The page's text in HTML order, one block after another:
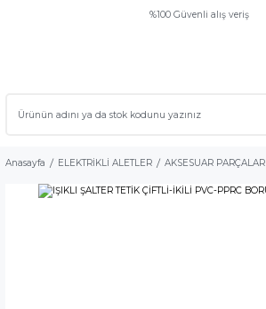
%100 Güvenli alış veriş
Anasayfa ELEKTRİKLİ ALETLER AKSESUAR PARÇALAR